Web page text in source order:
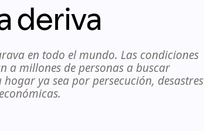
deriva
en todo el mundo. Las condiciones
a millones de personas a buscar
ya sea por persecución, desastres